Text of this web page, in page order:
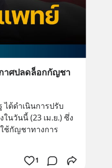
าศปลดล็อกกัญชา
ด้ดำเนินการปรับ
นวันนี้ (23 เม.ย.) ซึ่ง
ช้กัญชาทางการ
1